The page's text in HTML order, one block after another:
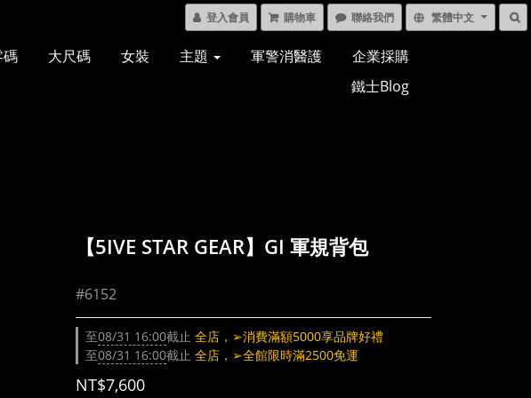
登入會員 購物車 聯絡我們 繁體中文
大尺碼 女裝 主題 軍警消醫護
企業採購
鐵士Blog
【5IVE STAR GEAR】GI 軍規背包
#6152
至08/31 16:00截止 全店，➢消費滿額5000享品牌好禮
至08/31 16:00截止 全店，➢全館限時滿2500免運
NT$7,600